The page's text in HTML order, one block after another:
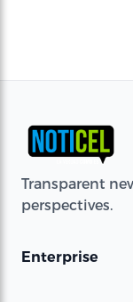
Transparent
perspectives.
Enterprise